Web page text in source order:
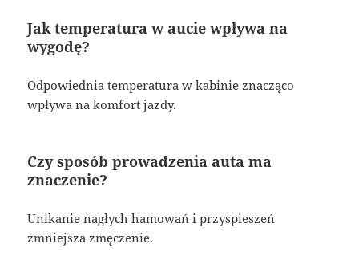
Jak temperatura w aucie wpływa na
wygodę?
Odpowiednia temperatura w kabinie znacząco
wpływa na komfort jazdy.
Czy sposób prowadzenia auta ma
znaczenie?
Unikanie nagłych hamowań i przyspieszeń
zmniejsza zmęczenie.